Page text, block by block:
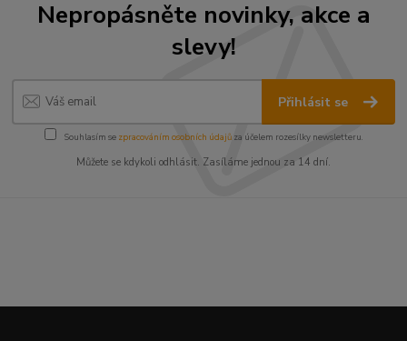
Nepropásněte novinky, akce a
slevy!
Přihlásit se
Souhlasím se zpracováním osobních údajůza účelem rozesílky newsletteru.
Můžete se kdykoli odhlásit. Zasíláme jednou za 14 dní.